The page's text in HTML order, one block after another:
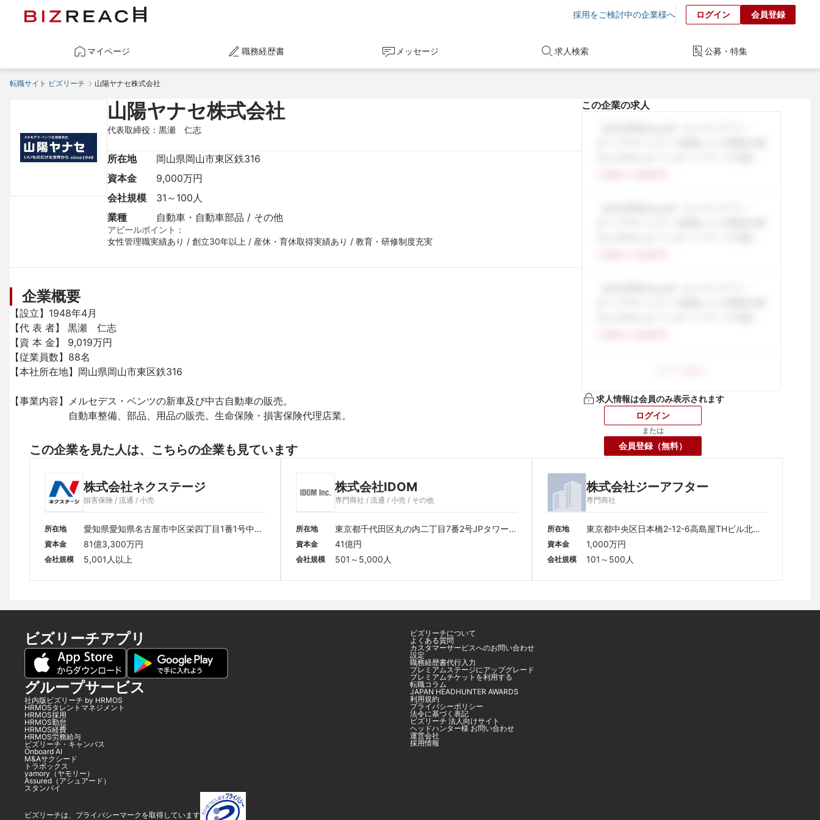
採用をご検討中の企業様へ ログイン 会員登録
マイページ 職務経歴書 メッセージ 求人検索 公募・特集
転職サイト ビズリーチ 山陽ヤナセ株式会社
山陽ヤナセ株式会社
代表取締役：黒瀬　仁志
所在地
岡山県岡山市東区鉄316
資本金
9,000万円
会社規模
31～100人
業種
自動車・自動車部品 / その他
アピールポイント：
女性管理職実績あり / 創立30年以上 / 産休・育休取得実績あり / 教育・研修制度充実
企業概要
【設立】1948年4月
【代 表 者】 黒瀬　仁志
【資 本 金】 9,019万円
【従業員数】88名
【本社所在地】岡山県岡山市東区鉄316
【事業内容】メルセデス・ベンツの新車及び中古自動車の販売。
自動車整備、部品、用品の販売。生命保険・損害保険代理店業。
この企業の求人
求人情報は会員のみ表示されます
ログイン
または
会員登録（無料）
この企業を見た人は、こちらの企業も見ています
株式会社ネクステージ
損害保険 / 流通 / 小売
所在地
愛知県愛知県名古屋市中区栄四丁目1番1号中日
ビル15F
資本金 81億3,300万円
会社規模 5,001人以上
株式会社IDOM
専門商社 / 流通 / 小売 / その他
所在地
東京都千代田区丸の内二丁目7番2号JPタワー2
6階
資本金 41億円
会社規模 501～5,000人
株式会社ジーアフター
専門商社
所在地
東京都中央区日本橋2-12-6高島屋THビル北館4
階
資本金 1,000万円
会社規模 101～500人
ビズリーチアプリ
グループサービス
社内版ビズリーチ by HRMOS
HRMOSタレントマネジメント
HRMOS採用
HRMOS勤怠
HRMOS経費
HRMOS労務給与
ビズリーチ・キャンパス
Onboard AI
M&Aサクシード
トラボックス
yamory（ヤモリー）
Assured（アシュアード）
スタンバイ
ビズリーチについて
よくある質問
カスタマーサービスへのお問い合わせ
設定
職務経歴書代行入力
プレミアムステージにアップグレード
プレミアムチケットを利用する
転職コラム
JAPAN HEADHUNTER AWARDS
利用規約
プライバシーポリシー
法令に基づく表記
ビズリーチ 法人向けサイト
ヘッドハンター様 お問い合わせ
運営会社
採用情報
ビズリーチは、プライバシーマークを取得しています